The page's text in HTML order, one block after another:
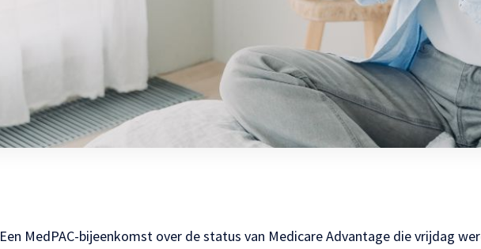
Een MedPAC-bijeenkomst over de status van Medicare Advantage die vrijdag